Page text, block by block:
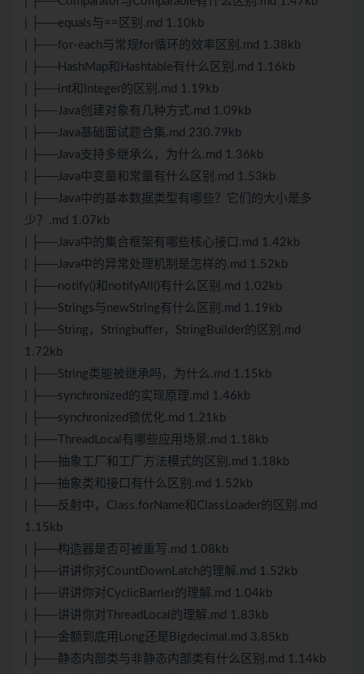
| ├──equals与==区别.md 1.10kb
| ├──for-each与常规for循环的效率区别.md 1.38kb
| ├──HashMap和Hashtable有什么区别.md 1.16kb
| ├──int和Integer的区别.md 1.19kb
| ├──Java创建对象有几种方式.md 1.09kb
| ├──Java基础面试题合集.md 230.79kb
| ├──Java支持多继承么，为什么.md 1.36kb
| ├──Java中变量和常量有什么区别.md 1.53kb
| ├──Java中的基本数据类型有哪些？它们的大小是多
少？.md 1.07kb
| ├──Java中的集合框架有哪些核心接口.md 1.42kb
| ├──Java中的异常处理机制是怎样的.md 1.52kb
| ├──notify()和notifyAll()有什么区别.md 1.02kb
| ├──Strings与newString有什么区别.md 1.19kb
| ├──String，Stringbuffer，StringBuilder的区别.md
1.72kb
| ├──String类能被继承吗，为什么.md 1.15kb
| ├──synchronized的实现原理.md 1.46kb
| ├──synchronized锁优化.md 1.21kb
| ├──ThreadLocal有哪些应用场景.md 1.18kb
| ├──抽象工厂和工厂方法模式的区别.md 1.18kb
| ├──抽象类和接口有什么区别.md 1.52kb
| ├──反射中，Class.forName和ClassLoader的区别.md
1.15kb
| ├──构造器是否可被重写.md 1.08kb
| ├──讲讲你对CountDownLatch的理解.md 1.52kb
| ├──讲讲你对CyclicBarrier的理解.md 1.04kb
| ├──讲讲你对ThreadLocal的理解.md 1.83kb
| ├──金额到底用Long还是Bigdecimal.md 3.85kb
| ├──静态内部类与非静态内部类有什么区别.md 1.14kb